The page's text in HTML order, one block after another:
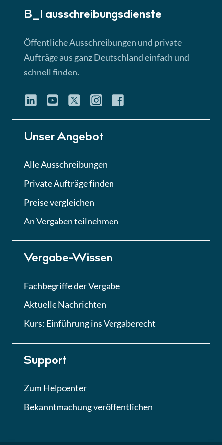
Lektion 3
► 4:31 Min
Quiz
Eignung im Vergabeverfahren
Lektion 6
Abgabe von Angeboten
Lektion
Lektion 7
Finales Quiz
B_I ausschreibungs­dienste
Öffentliche Ausschreibungen und private
Aufträge aus ganz Deutschland einfach und
schnell finden.
Unser Angebot
Alle Ausschreibungen
Private Aufträge finden
Preise vergleichen
An Vergaben teilnehmen
Vergabe-Wissen
Fachbegriffe der Vergabe
Aktuelle Nachrichten
Kurs: Einführung ins Vergaberecht
Support
Zum Helpcenter
Bekanntmachung veröffentlichen